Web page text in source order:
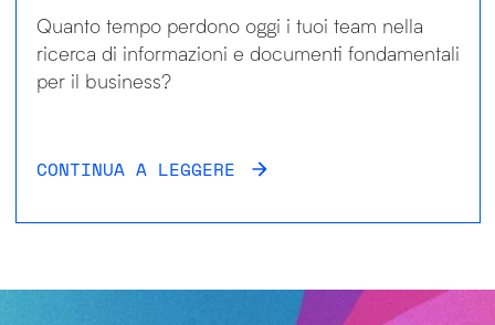
Quanto tempo perdono oggi i tuoi team nella
ricerca di informazioni e documenti fondamentali
per il business?
CONTINUA A LEGGERE